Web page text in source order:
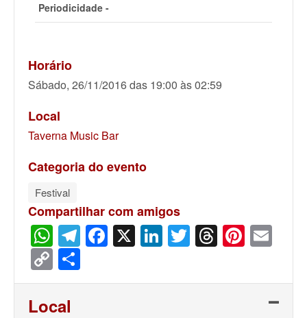
Periodicidade -
Horário
Sábado, 26/11/2016 das 19:00 às 02:59
Local
Taverna Music Bar
Categoria do evento
Festival
Compartilhar com amigos
WhatsApp
Telegram
Facebook
X LinkedIn
Twitter
Threads
Copy
Link
Local